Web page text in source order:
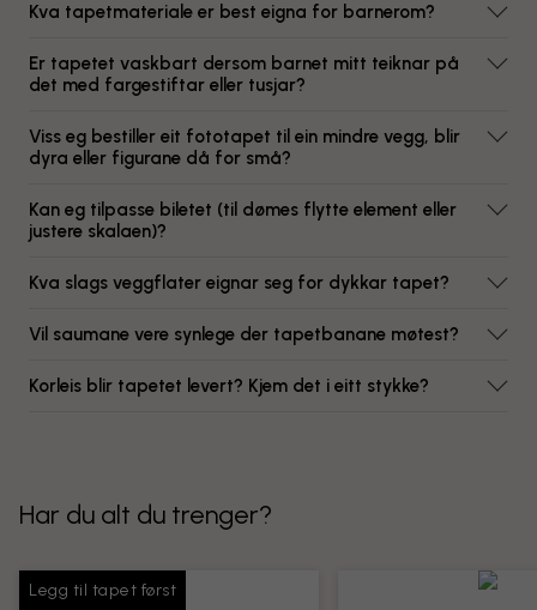
Kva tapetmateriale er best eigna for barnerom?
Er tapetet vaskbart dersom barnet mitt teiknar på
det med fargestiftar eller tusjar?
Viss eg bestiller eit fototapet til ein mindre vegg, blir
dyra eller figurane då for små?
Kan eg tilpasse biletet (til dømes flytte element eller
justere skalaen)?
Kva slags veggflater eignar seg for dykkar tapet?
Vil saumane vere synlege der tapetbanane møtest?
Korleis blir tapetet levert? Kjem det i eitt stykke?
Har du alt du trenger?
Legg til tapet først